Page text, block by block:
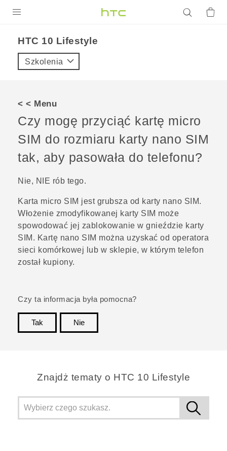
VIVE
VIVERSE
POMOC TECHNICZNA
Urządzenia i akcesoria HTC
Zaloguj się
HTC 10 Lifestyle‎
Szkolenia
< < Menu
Czy mogę przyciąć kartę micro
SIM do rozmiaru karty nano SIM
tak, aby pasowała do telefonu?
Nie, NIE rób tego.
Karta micro SIM jest grubsza od karty nano SIM.
Włożenie zmodyfikowanej karty SIM może
spowodować jej zablokowanie w gnieździe karty
SIM. Kartę nano SIM można uzyskać od operatora
sieci komórkowej lub w sklepie, w którym telefon
został kupiony.
Czy ta informacja była pomocna?
Tak
Nie
Znajdż tematy o HTC 10 Lifestyle